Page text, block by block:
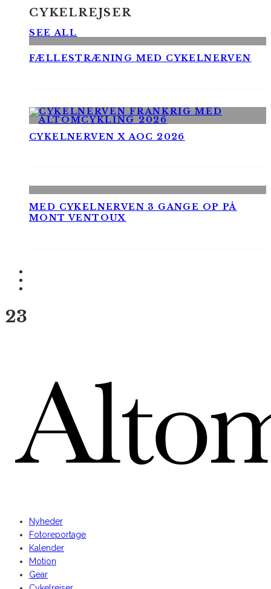
CYKELREJSER
SEE ALL
FÆLLESTRÆNING MED CYKELNERVEN
CYKELNERVEN X AOC 2026
MED CYKELNERVEN 3 GANGE OP PÅ
MONT VENTOUX
23
Nyheder
Fotoreportage
Kalender
Motion
Gear